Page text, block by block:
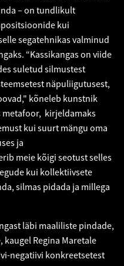
– on tundlikult
kui
segatehnikas valminud
“Kassikangas on viide
suletud silmustest
näpuliigutusest,
kõneleb kunstnik
metafoor, kirjeldamaks
kui suurt mängu oma
ja
meie kõigi seotust selles
kui kollektiivsete
silmas pidada ja millega
läbi maaliliste pindade,
Regina Maretale
negatiivi konkreetsetest